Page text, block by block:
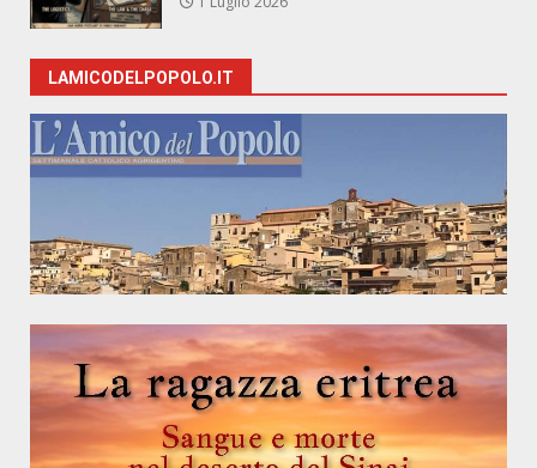
LAMICODELPOPOLO.IT